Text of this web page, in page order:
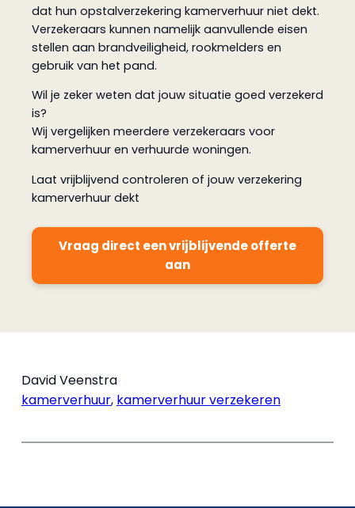
dat hun opstalverzekering kamerverhuur niet dekt.
Verzekeraars kunnen namelijk aanvullende eisen
stellen aan brandveiligheid, rookmelders en
gebruik van het pand.
Wil je zeker weten dat jouw situatie goed verzekerd
is?
Wij vergelijken meerdere verzekeraars voor
kamerverhuur en verhuurde woningen.
Laat vrijblijvend controleren of jouw verzekering
kamerverhuur dekt
Vraag direct een vrijblijvende offerte
aan
David Veenstra
kamerverhuur, kamerverhuur verzekeren